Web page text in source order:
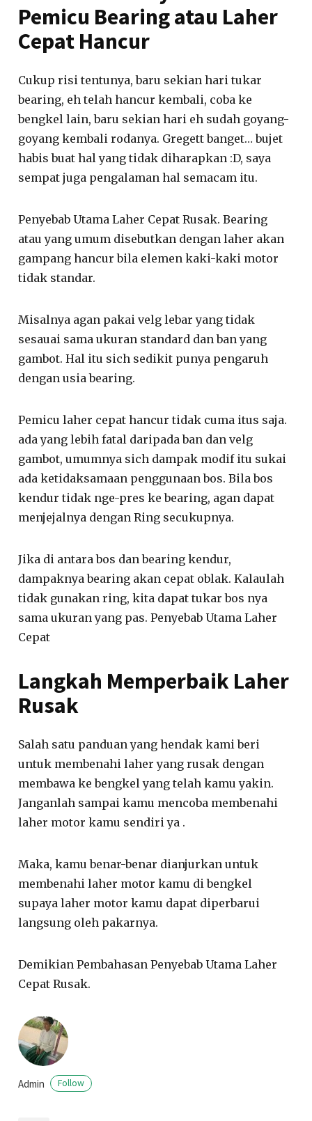
Pemicu Bearing atau Laher
Cepat Hancur
Cukup risi tentunya, baru sekian hari tukar
bearing, eh telah hancur kembali, coba ke
bengkel lain, baru sekian hari eh sudah goyang-
goyang kembali rodanya. Gregett banget… bujet
habis buat hal yang tidak diharapkan :D, saya
sempat juga pengalaman hal semacam itu.
Penyebab Utama Laher Cepat Rusak. Bearing
atau yang umum disebutkan dengan laher akan
gampang hancur bila elemen kaki-kaki motor
tidak standar.
Misalnya agan pakai velg lebar yang tidak
sesauai sama ukuran standard dan ban yang
gambot. Hal itu sich sedikit punya pengaruh
dengan usia bearing.
Pemicu laher cepat hancur tidak cuma itus saja.
ada yang lebih fatal daripada ban dan velg
gambot, umumnya sich dampak modif itu sukai
ada ketidaksamaan penggunaan bos. Bila bos
kendur tidak nge-pres ke bearing, agan dapat
menjejalnya dengan Ring secukupnya.
Jika di antara bos dan bearing kendur,
dampaknya bearing akan cepat oblak. Kalaulah
tidak gunakan ring, kita dapat tukar bos nya
sama ukuran yang pas. Penyebab Utama Laher
Cepat
Langkah Memperbaik Laher
Rusak
Salah satu panduan yang hendak kami beri
untuk membenahi laher yang rusak dengan
membawa ke bengkel yang telah kamu yakin.
Janganlah sampai kamu mencoba membenahi
laher motor kamu sendiri ya .
Maka, kamu benar-benar dianjurkan untuk
membenahi laher motor kamu di bengkel
supaya laher motor kamu dapat diperbarui
langsung oleh pakarnya.
Demikian Pembahasan Penyebab Utama Laher
Cepat Rusak.
Admin Follow